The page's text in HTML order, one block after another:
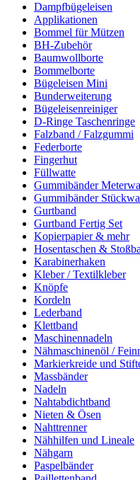
Dampfbügeleisen
Applikationen
Bommel für Mützen
BH-Zubehör
Baumwollborte
Bommelborte
Bügeleisen Mini
Bunderweiterung
Bügeleisenreiniger
D-Ringe Taschenringe
Falzband / Falzgummi
Federborte
Fingerhut
Füllwatte
Gummibänder
Gummibänder
Gurtband
Gurtband Fertig Set
Kopierpapier & mehr
Hosentaschen &
Karabinerhaken
Kleber / Textilkleber
Knöpfe
Kordeln
Lederband
Klettband
Maschinennadeln
Nähmaschinenöl /
Markierkreide und
Massbänder
Nadeln
Nahtabdichtband
Nieten & Ösen
Nahttrenner
Nähhilfen und Lineale
Nähgarn
Paspelbänder